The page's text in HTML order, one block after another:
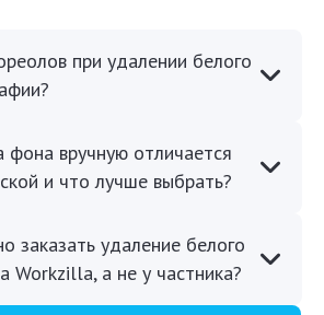
при удалении белого
вручную отличается
и что лучше выбрать?
заказать удаление белого
Workzilla, а не у частника?